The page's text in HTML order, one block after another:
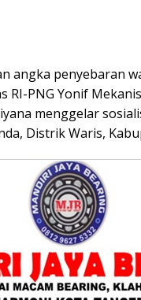
angka penyebaran
RI-PNG Yonif
menggelar
Distrik Waris,